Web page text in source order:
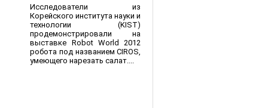
Исследователи из
Корейского института науки и
технологии (KIST)
продемонстрировали на
выставке Robot World 2012
робота под названием CIROS,
умеющего нарезать салат....